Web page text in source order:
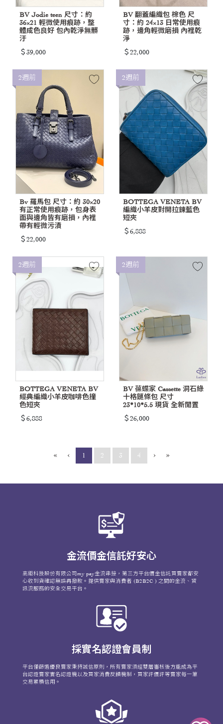
BV Jodie teen 尺寸：約
36×21 輕微使用痕跡，整
體成色良好 包內乾淨無髒
汙
＄39,000
BV 翻蓋編織包 棕色 尺
寸：約 24×13 日常使用痕
跡，邊角輕微磨損 內裡乾
淨
＄22,000
2週前
Bv 羅馬包 尺寸：約 30×20
有正常使用痕跡，包身表
面與邊角皆有磨損，內裡
帶有輕微污漬
＄22,000
2週前
BOTTEGA VENETA BV
編織小羊皮對開拉鍊藍色
短夾
＄6,888
2週前
BOTTEGA VENETA BV
經典編織小羊皮咖啡色撞
色短夾
＄6,888
2週前
BV 葆蝶家 Cassette 洞石綠
十格鏈條包 尺寸
23*10*5.5 現貨 全新閒置
＄26,000
« ‹ 1 (current)
2 3 4 › »
金流價金信託好安心
高鉅科技股份有限公司my pay金流串接，第三方平台價金信託買賣家都安
心收到貨確認無誤再撥款。提供賣家與消費者 (B2B2C ) 之間的金流、資
訊流服務的安全交易平台。
採實名認證會員制
平台僅篩選優良賣家秉持誠信原則，所有賣家須經雙層審核後方能成為平
台認證賣家實名認證機以及買家消費反饋機制，買家評價評等賣家每一筆
交易累積信用。